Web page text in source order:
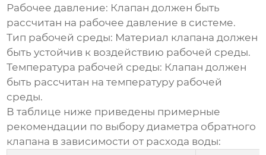
Рабочее давление: Клапан должен быть
рассчитан на рабочее давление в системе.
Тип рабочей среды: Материал клапана должен
быть устойчив к воздействию рабочей среды.
Температура рабочей среды: Клапан должен
быть рассчитан на температуру рабочей
среды.
В таблице ниже приведены примерные
рекомендации по выбору диаметра обратного
клапана в зависимости от расхода воды: